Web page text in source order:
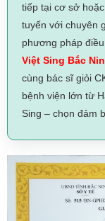
tiếp tại cơ sở
tuyến với chuyên
phương pháp
Việt Sing Bắc
cùng bác sĩ giỏi
bệnh viện lớn từ
Sing – chọn đảm